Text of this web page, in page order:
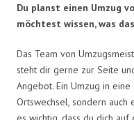
Du planst einen Umzug
möchtest wissen, was das
Das Team von
steht dir gerne zur Seite
Angebot. Ein Umzug in
Ortswechsel, sondern auch